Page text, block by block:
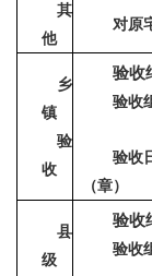
其
他
对原
乡
镇
验
收
验收
验收
（章）
县
级
验收
验收